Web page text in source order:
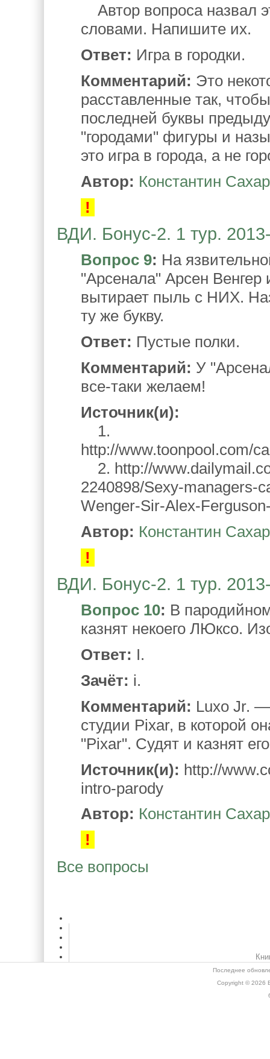
Автор вопроса назвал
словами. Напишите их.
Ответ: Игра в городки.
Комментарий: Это
расставленные так,
последней буквы
"городами" фигуры и
это игра в города, а не
Автор: Константин
!
ВДИ. Бонус-2. 1 тур.
Вопрос 9: На
"Арсенала" Арсен Венгер
вытирает пыль с НИХ.
ту же букву.
Ответ: Пустые полки.
Комментарий: У
все-таки желаем!
Источник(и):
1.
http://www.toonpool.com/
2. http://
2240898/Sexy-managers-
Wenger-Sir-Alex-
Автор: Константин
!
ВДИ. Бонус-2. 1 тур.
Вопрос 10: В
казнят некоего ЛЮксо.
Ответ: I.
Зачёт: i.
Комментарий: Luxo Jr. —
студии Pixar, в которой
"Pixar". Судят и казнят
Источник(и): http://
intro-parody
Автор: Константин
!
Все вопросы
Последнее
Copyright © 2026